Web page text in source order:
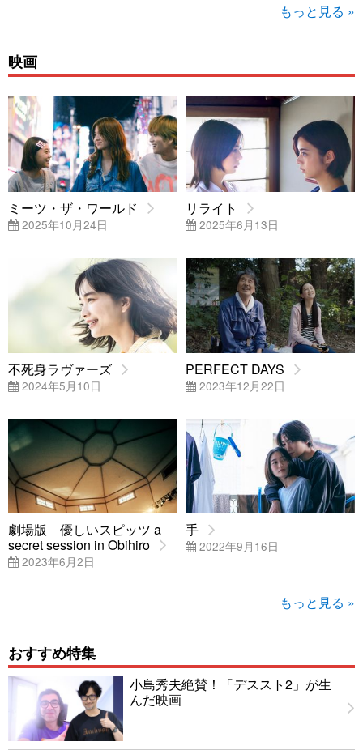
もっと見る »
映画
ミーツ・ザ・ワールド
2025年10月24日
リライト
2025年6月13日
不死身ラヴァーズ
2024年5月10日
PERFECT DAYS
2023年12月22日
劇場版 優しいスピッツ a
secret session in Obihiro
2023年6月2日
手
2022年9月16日
もっと見る »
おすすめ特集
小島秀夫絶賛！「デススト2」が生
んだ映画